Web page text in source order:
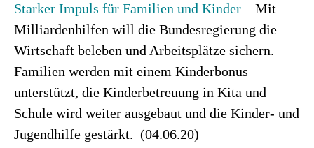
Starker Impuls für Familien und Kinder– Mit
Milliardenhilfen will die Bundesregierung die
Wirtschaft beleben und Arbeitsplätze sichern.
Familien werden mit einem Kinderbonus
unterstützt, die Kinderbetreuung in Kita und
Schule wird weiter ausgebaut und die Kinder- und
Jugendhilfe gestärkt. (04.06.20)